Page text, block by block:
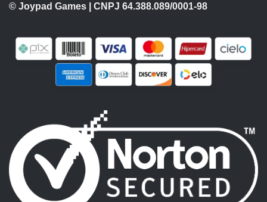
© Joypad Games | CNPJ 64.388.089/0001-98